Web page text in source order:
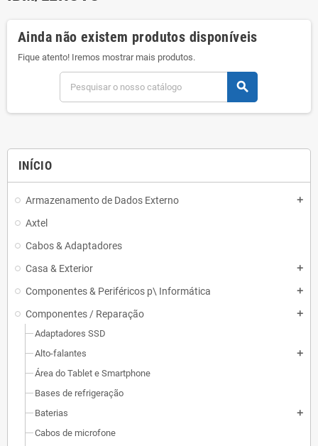
INÍCIO
Armazenamento de Dados Externo add
Axtel
Cabos & Adaptadores
Casa & Exterior
add
Componentes & Periféricos p\ Informática add
Componentes / Reparação add
Adaptadores SSD
Alto-falantes
add
Área do Tablet e Smartphone
Bases de refrigeração
Baterias
add
Cabos de microfone
Ainda não existem produtos disponíveis
Fique atento! Iremos mostrar mais produtos.
search